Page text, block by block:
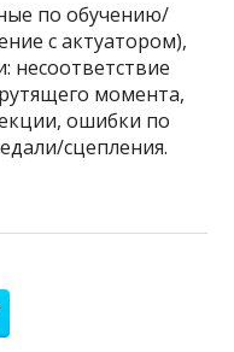
по обучению/
с актуатором),
несоответствие
момента,
ошибки по
сцепления.